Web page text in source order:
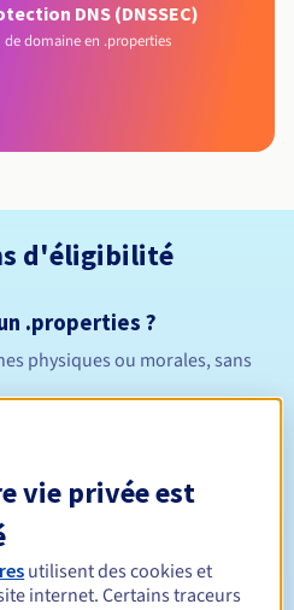
DNS (DNSSEC)
domaine en .properties
d'éligibilité
.properties ?
physiques ou morales, sans
et notifications
Entre 1 et 10 ans
Entre 1 et 10 ans
vie privée est
utilisent des cookies et
internet. Certains traceurs